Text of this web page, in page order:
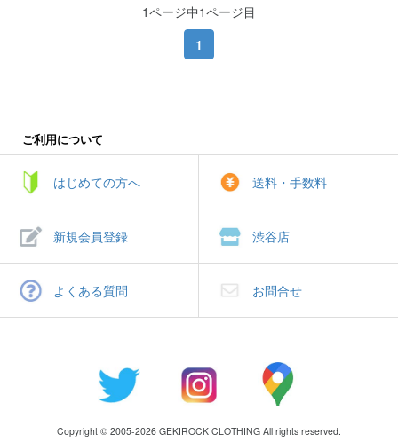
1ページ中1ページ目
1
ご利用について
はじめての方へ 送料・手数料
新規会員登録 渋谷店
よくある質問 お問合せ
Copyright © 2005-2026 GEKIROCK CLOTHING All rights reserved.